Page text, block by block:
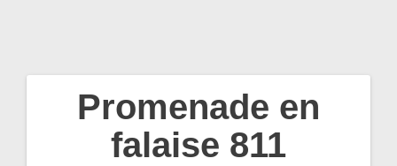
Promenade en
falaise 811
Navigation